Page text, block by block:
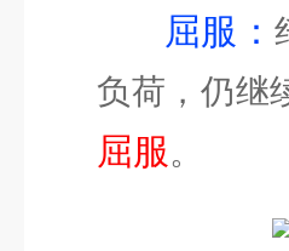
屈服：
负荷，仍继
屈服。